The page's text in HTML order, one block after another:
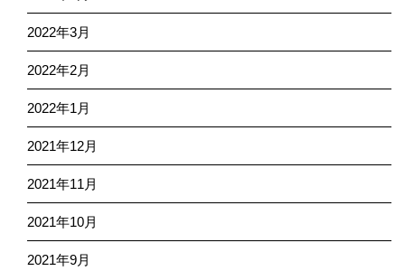
2022年3月
2022年2月
2022年1月
2021年12月
2021年11月
2021年10月
2021年9月